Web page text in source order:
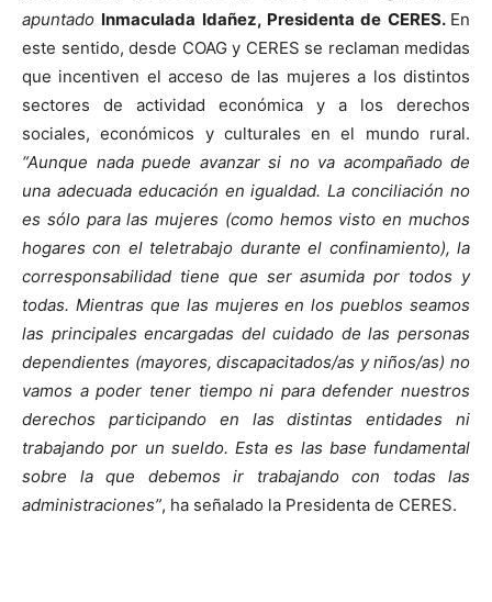
apuntado Inmaculada Idañez, Presidenta de CERES. En
este sentido, desde COAG y CERES se reclaman medidas
que incentiven el acceso de las mujeres a los distintos
sectores de actividad económica y a los derechos
sociales, económicos y culturales en el mundo rural.
“Aunque nada puede avanzar si no va acompañado de
una adecuada educación en igualdad. La conciliación no
es sólo para las mujeres (como hemos visto en muchos
hogares con el teletrabajo durante el confinamiento), la
corresponsabilidad tiene que ser asumida por todos y
todas. Mientras que las mujeres en los pueblos seamos
las principales encargadas del cuidado de las personas
dependientes (mayores, discapacitados/as y niños/as) no
vamos a poder tener tiempo ni para defender nuestros
derechos participando en las distintas entidades ni
trabajando por un sueldo. Esta es las base fundamental
sobre la que debemos ir trabajando con todas las
administraciones”, ha señalado la Presidenta de CERES.